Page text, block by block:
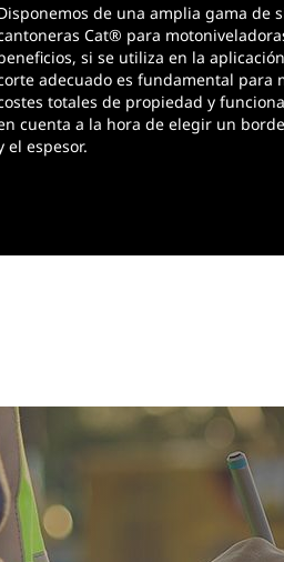
de una amplia gama de
Cat® para
si se utiliza en la
adecuado es fundamental para
totales de propiedad y
cuenta a la hora de elegir un
el espesor.